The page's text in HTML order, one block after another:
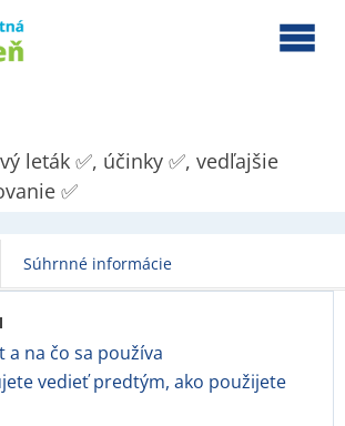
leták ✅, účinky ✅, vedľajšie
✅
Súhrnné informácie
a na čo sa používa
vedieť predtým, ako použijete